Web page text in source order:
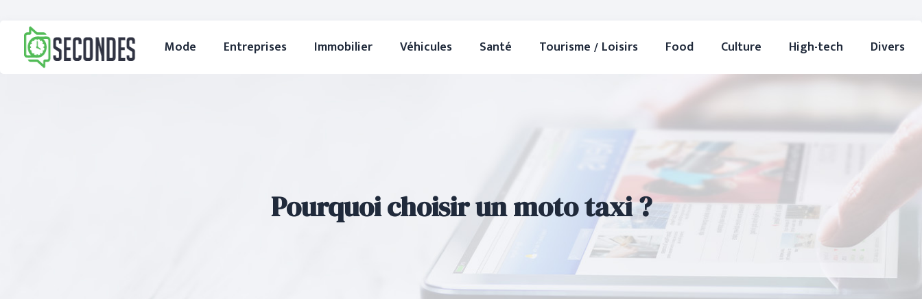
Mode Entreprises Immobilier Véhicules Santé Tourisme / Loisirs Food Culture High-tech Divers
Pourquoi choisir un moto taxi ?